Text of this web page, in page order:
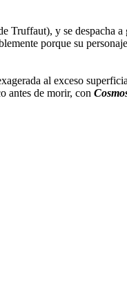
Truffaut), y se despacha
porque su
al exceso
antes de morir, con